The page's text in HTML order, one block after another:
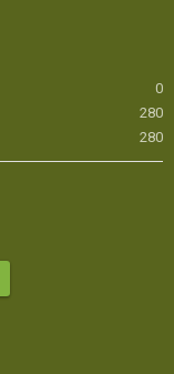
0
280
280